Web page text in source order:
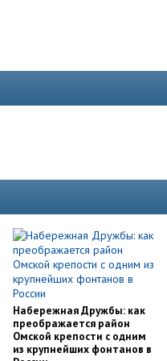
Набережная Дружбы: как
преображается район
Омской крепости с одним
из крупнейших фонтанов в